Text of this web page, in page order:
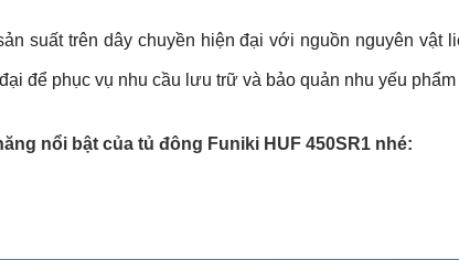
suất trên dây chuyền hiện đại với nguồn nguyên
để phục vụ nhu cầu lưu trữ và bảo quản nhu yếu
nổi bật của tủ đông Funiki HUF 450SR1 nhé: